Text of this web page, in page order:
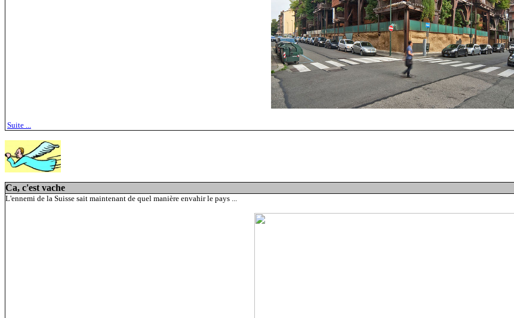
Suite ...
Ca, c'est vache
L'ennemi de la Suisse sait maintenant de quel manière envahir le pays ...